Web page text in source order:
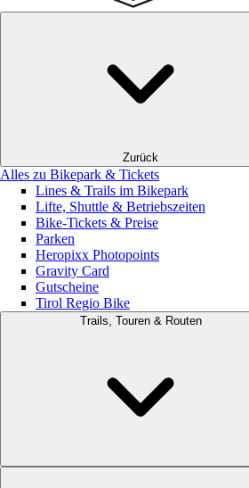
Zurück
Alles zu Bikepark & Tickets
Lines & Trails im Bikepark
Lifte, Shuttle & Betriebszeiten
Bike-Tickets & Preise
Parken
Heropixx Photopoints
Gravity Card
Gutscheine
Tirol Regio Bike
Trails, Touren & Routen